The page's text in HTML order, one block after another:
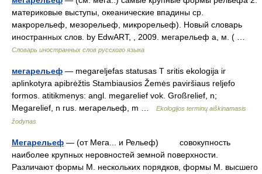
материковые выступы, океанические впадины ср.
макрорельеф, мезорельеф, микрорельеф). Новый словарь
иностранных слов. by EdwART, , 2009. мегарельеф а, м. ( …
Словарь иностранных слов русского языка
мегарельеф — megareljefas statusas T sritis ekologija ir
aplinkotyra apibrėžtis Stambiausios Žemės paviršiaus reljefo
formos. atitikmenys: angl. megarelief vok. Großrelief, n;
Megarelief, n rus. мегарельеф, m …
Ekologijos terminų aiškinamasis
žodynas
Мегарельеф — (от Мега... и Рельеф) совокупность
наиболее крупных неровностей земной поверхности.
Различают формы М. нескольких порядков, формы М. высшего